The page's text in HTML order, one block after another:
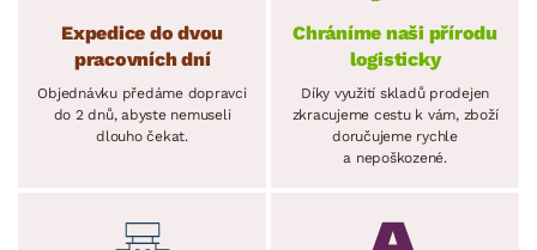
Expedice do dvou
pracovních dní
Objednávku předáme dopravci
do 2 dnů, abyste nemuseli
dlouho čekat.
Chráníme naši přírodu
logisticky
Díky využití skladů prodejen
zkracujeme cestu k vám, zboží
doručujeme rychle
a nepoškozené.